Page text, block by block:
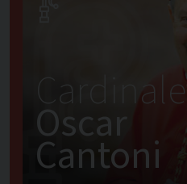
Cardinale
Oscar
Cantoni